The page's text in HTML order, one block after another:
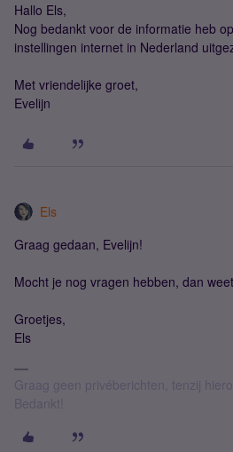
Hallo Els,
Nog bedankt voor de informatie heb
instellingen internet in Nederland
Met vriendelijke groet,
Evelijn
Els
Graag gedaan, Evelijn!
Mocht je nog vragen hebben, dan
Groetjes,
Els
Graag geen privéberichten, tenzij
Bedankt!